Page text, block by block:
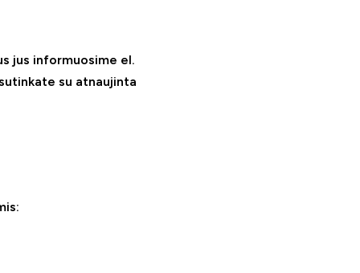
jus informuosime el.
su atnaujinta